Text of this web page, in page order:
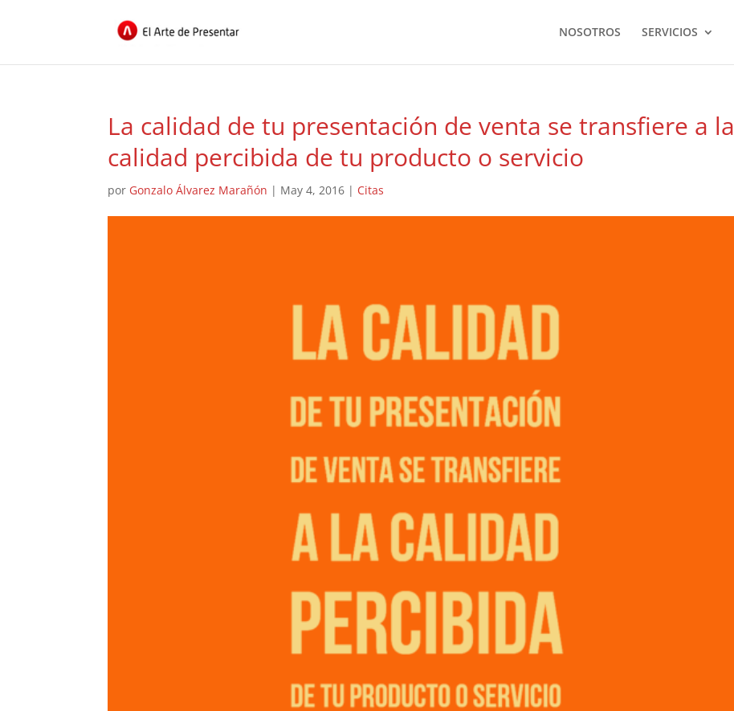
NOSOTROS SERVICIOS
La calidad de tu presentación de venta se transfiere a la
calidad percibida de tu producto o servicio
por Gonzalo Álvarez Marañón | May 4, 2016 | Citas